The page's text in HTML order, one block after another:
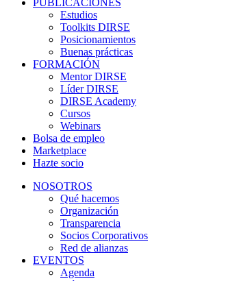
PUBLICACIONES
Estudios
Toolkits DIRSE
Posicionamientos
Buenas prácticas
FORMACIÓN
Mentor DIRSE
Líder DIRSE
DIRSE Academy
Cursos
Webinars
Bolsa de empleo
Marketplace
Hazte socio
NOSOTROS
Qué hacemos
Organización
Transparencia
Socios Corporativos
Red de alianzas
EVENTOS
Agenda